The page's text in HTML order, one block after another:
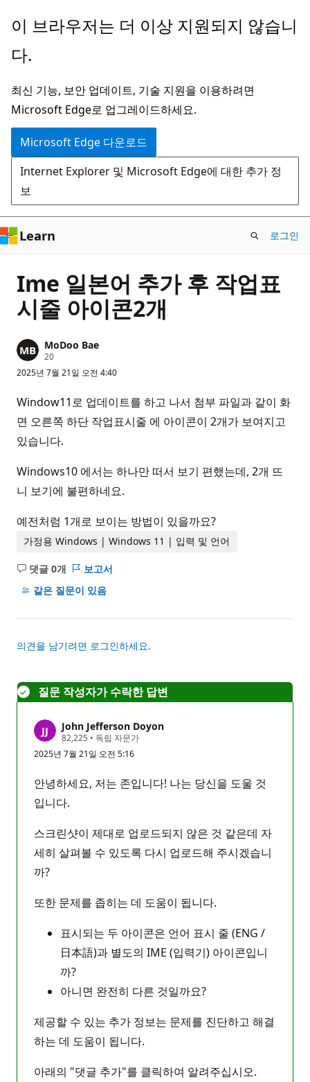
주
콘
츠
로
건
너
뛰
기
이 브라우저는 더 이상 지원되지 않습니
다.
최신 기능, 보안 업데이트, 기술 지원을 이용하려면
Microsoft Edge로 업그레이드하세요.
Microsoft Edge 다운로드
Internet Explorer 및 Microsoft Edge에 대한 추가 정
보
Learn 로그인
Ime 일본어 추가 후 작업표
시줄 아이콘2개
MoDoo Bae
20평
포
트
2025년 7월 21일 오전 4:40
Window11로 업데이트를 하고 나서 첨부 파일과 같이 화
면 오른쪽 하단 작업표시줄 에 아이콘이 2개가 보여지고
있습니다.
Windows10 에서는 하나만 떠서 보기 편했는데, 2개 뜨
니 보기에 불편하네요.
예전처럼 1개로 보이는 방법이 있을까요?
가정용 Windows | Windows 11 | 입력 및 언어
댓글 0개
설
명
음
보고서
같은 질문이 있음
의견을 남기려면 로그인하세요.
질문 작성자가 수락한 답변
John Jefferson Doyon
82,225 평
포
트
• 독립 자문가
2025년 7월 21일 오전 5:16
안녕하세요, 저는 존입니다! 나는 당신을 도울 것
입니다.
스크린샷이 제대로 업로드되지 않은 것 같은데 자
세히 살펴볼 수 있도록 다시 업로드해 주시겠습니
까?
또한 문제를 좁히는 데 도움이 됩니다.
표시되는 두 아이콘은 언어 표시 줄 (ENG /
日本語)과 별도의 IME (입력기) 아이콘입니
까?
아니면 완전히 다른 것일까요?
제공할 수 있는 추가 정보는 문제를 진단하고 해결
하는 데 도움이 됩니다.
아래의 "댓글 추가"를 클릭하여 알려주십시오.